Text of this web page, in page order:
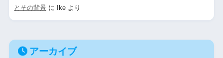
とその背景に Ikeより
アーカイブ